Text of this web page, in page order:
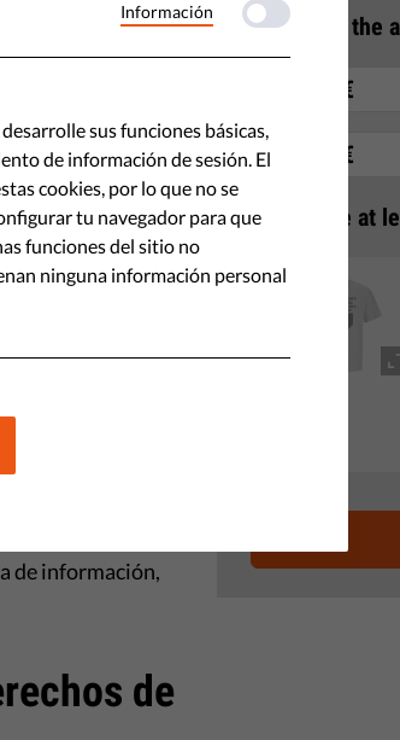
la UE es
y la
decepcionante
de autor
de información,
de
2 Select the
10 €
35 €
3 Donate at
Información
sus funciones básicas,
de información de sesión. El
cookies, por lo que no se
tu navegador para que
funciones del sitio no
ninguna información personal